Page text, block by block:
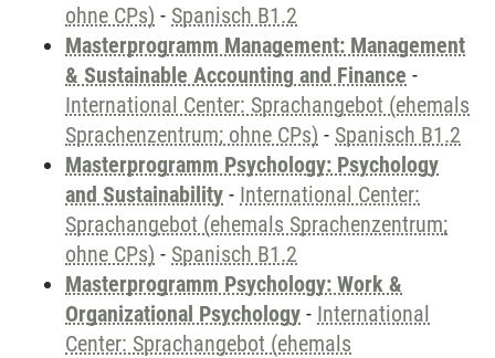
ohne CPs) - Spanisch B1.2
Masterprogramm Management: Management
& Sustainable Accounting and Finance -
International Center: Sprachangebot (ehemals
Sprachenzentrum; ohne CPs) - Spanisch B1.2
Masterprogramm Psychology: Psychology
and Sustainability - International Center:
Sprachangebot (ehemals Sprachenzentrum;
ohne CPs) - Spanisch B1.2
Masterprogramm Psychology: Work &
Organizational Psychology - International
Center: Sprachangebot (ehemals